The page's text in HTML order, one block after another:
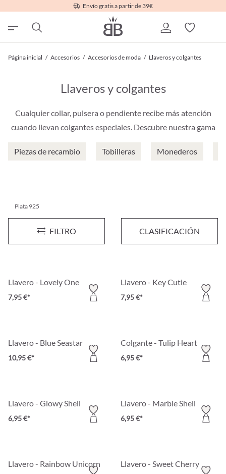
Envío gratis a partir de 39€
Página inicial / Accesorios / Accesorios de moda / Llaveros y colgantes
Llaveros y colgantes
Cualquier collar, pulsera o pendiente recibe más atención
cuando llevan colgantes especiales. Descubre nuestra gama
Piezas de recambio Tobilleras Monederos
FILTRO CLASIFICACIÓN
Plata 925
Colgante - Heart Llavero - Little Bear
7,95 €*
Llavero - Lovely One
7,95 €*
Llavero - Key Cutie
7,95 €*
Llavero - Blue Seastar
10,95 €*
Colgante - Tulip Heart
6,95 €*
Llavero - Glowy Shell
6,95 €*
Llavero - Marble Shell
6,95 €*
Llavero - Rainbow Unicorn Llavero - Sweet Cherry